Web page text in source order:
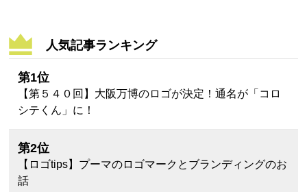
人気記事ランキング
第1位
【第５４０回】大阪万博のロゴが決定！通名が「コロ
シテくん」に！
第2位
【ロゴtips】プーマのロゴマークとブランディングのお
話